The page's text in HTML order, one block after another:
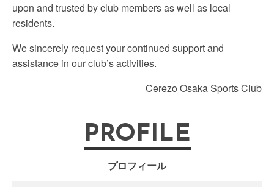
upon and trusted by club members as well as local
residents.
We sincerely request your continued support and
assistance in our club’s activities.
Cerezo Osaka Sports Club
PROFILE
プロフィール